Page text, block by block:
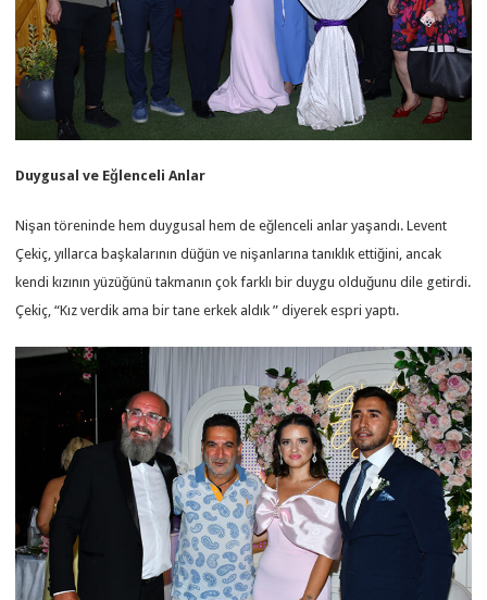
Duygusal ve Eğlenceli Anlar
Nişan töreninde hem duygusal hem de eğlenceli anlar yaşandı. Levent
Çekiç, yıllarca başkalarının düğün ve nişanlarına tanıklık ettiğini, ancak
kendi kızının yüzüğünü takmanın çok farklı bir duygu olduğunu dile getirdi.
Çekiç, “Kız verdik ama bir tane erkek aldık ” diyerek espri yaptı.